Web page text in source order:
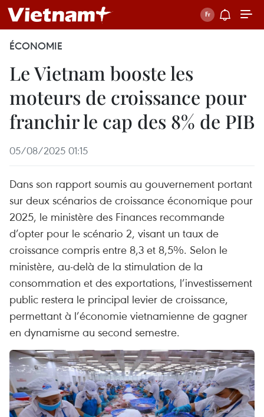
ÉCONOMIE
Le Vietnam booste les
moteurs de croissance pour
franchir le cap des 8% de PIB
05/08/2025 01:15
Dans son rapport soumis au gouvernement portant
sur deux scénarios de croissance économique pour
2025, le ministère des Finances recommande
d’opter pour le scénario 2, visant un taux de
croissance compris entre 8,3 et 8,5%. Selon le
ministère, au-delà de la stimulation de la
consommation et des exportations, l’investissement
public restera le principal levier de croissance,
permettant à l’économie vietnamienne de gagner
en dynamisme au second semestre.